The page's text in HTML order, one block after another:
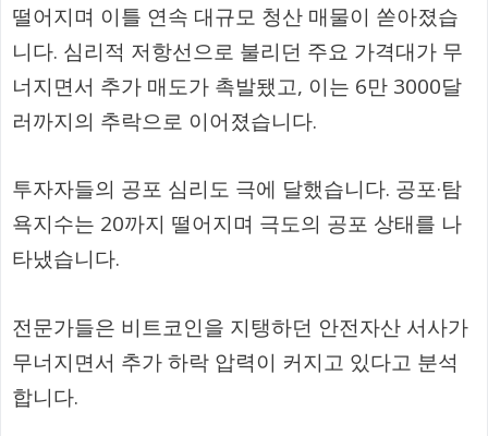
떨어지며 이틀 연속 대규모 청산 매물이 쏟아졌습
니다. 심리적 저항선으로 불리던 주요 가격대가 무
너지면서 추가 매도가 촉발됐고, 이는 6만 3000달
러까지의 추락으로 이어졌습니다.
투자자들의 공포 심리도 극에 달했습니다. 공포·탐
욕지수는 20까지 떨어지며 극도의 공포 상태를 나
타냈습니다.
전문가들은 비트코인을 지탱하던 안전자산 서사가
무너지면서 추가 하락 압력이 커지고 있다고 분석
합니다.